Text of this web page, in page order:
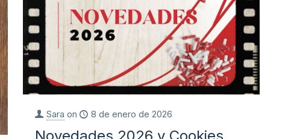
Sara on 8 de enero de 2026